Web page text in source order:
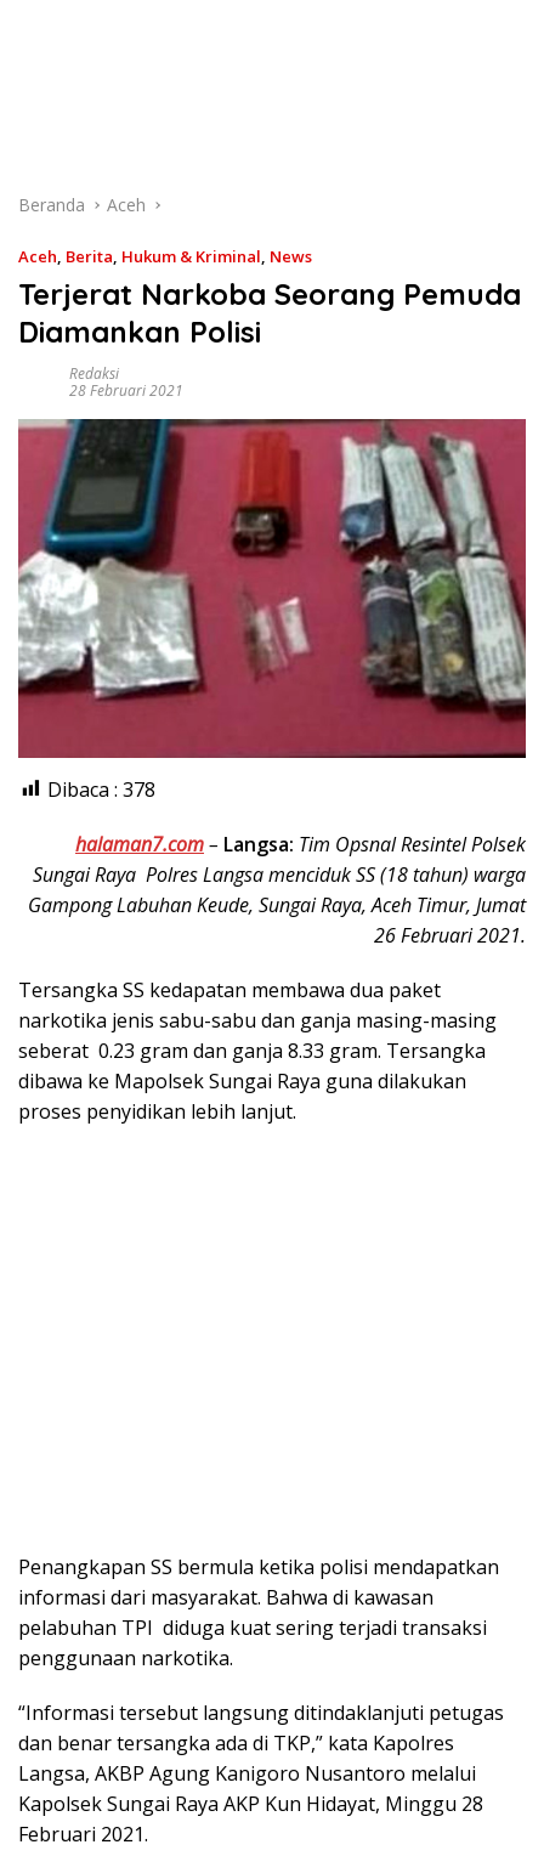
Beranda Aceh
Aceh, Berita, Hukum & Kriminal, News
Terjerat Narkoba Seorang Pemuda
Diamankan Polisi
Redaksi
28 Februari 2021
Dibaca : 378
halaman7.com– Langsa: Tim Opsnal Resintel Polsek
Sungai Raya Polres Langsa menciduk SS (18 tahun) warga
Gampong Labuhan Keude, Sungai Raya, Aceh Timur, Jumat
26 Februari 2021.
Tersangka SS kedapatan membawa dua paket
narkotika jenis sabu-sabu dan ganja masing-masing
seberat 0.23 gram dan ganja 8.33 gram. Tersangka
dibawa ke Mapolsek Sungai Raya guna dilakukan
proses penyidikan lebih lanjut.
Penangkapan SS bermula ketika polisi mendapatkan
informasi dari masyarakat. Bahwa di kawasan
pelabuhan TPI diduga kuat sering terjadi transaksi
penggunaan narkotika.
“Informasi tersebut langsung ditindaklanjuti petugas
dan benar tersangka ada di TKP,” kata Kapolres
Langsa, AKBP Agung Kanigoro Nusantoro melalui
Kapolsek Sungai Raya AKP Kun Hidayat, Minggu 28
Februari 2021.